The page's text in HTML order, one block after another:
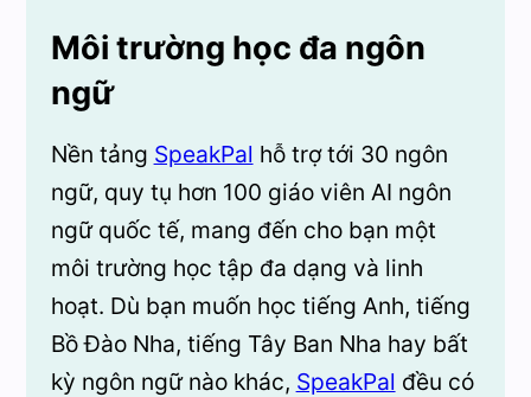
Môi trường học đa ngôn
ngữ
Nền tảng SpeakPal hỗ trợ tới 30 ngôn
ngữ, quy tụ hơn 100 giáo viên AI ngôn
ngữ quốc tế, mang đến cho bạn một
môi trường học tập đa dạng và linh
hoạt. Dù bạn muốn học tiếng Anh, tiếng
Bồ Đào Nha, tiếng Tây Ban Nha hay bất
kỳ ngôn ngữ nào khác, SpeakPal đều có